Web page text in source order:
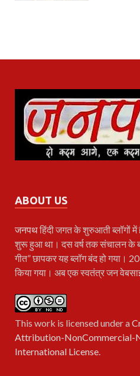
ABOUT US
जनपथहिंदी जगत के शुरुआती ब्लॉगों
शुरू हुआ था। दस वर्ष तक संचालन के
गीत” छापकर यह ब्लॉग बंद हो गया।
किया गया। अब एक स्वतंत्र जन
This work is licensed under a
Attribution-NonCommercial-
International License.